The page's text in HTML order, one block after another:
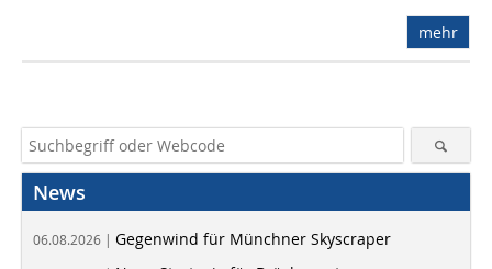
mehr
News
06.08.2026 | Gegenwind für Münchner Skyscraper